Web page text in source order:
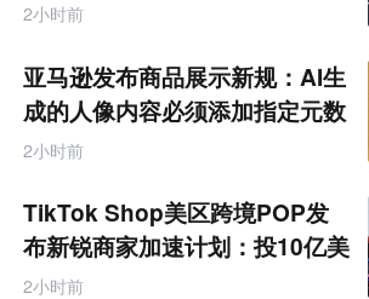
2小时前
亚马逊发布商品展示新规：AI生
成的人像内容必须添加指定元数
据
2小时前
TikTok Shop美区跨境POP发
布新锐商家加速计划：投10亿美
金资源帮扶四类商家
2小时前